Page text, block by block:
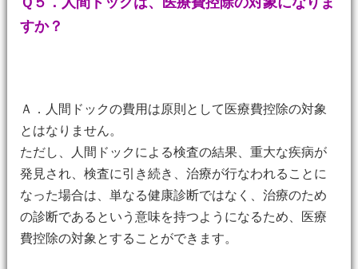
すか？
Ａ．人間ドックの費用は原則として医療費控除の対象
とはなりません。
ただし、人間ドックによる検査の結果、重大な疾病が
発見され、検査に引き続き、治療が行なわれることに
なった場合は、単なる健康診断ではなく、治療のため
の診断であるという意味を持つようになるため、医療
費控除の対象とすることができます。